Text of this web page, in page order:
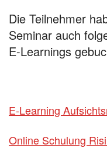
Die Teilnehmer
Seminar auch
E-Learnings
E-Learning
Online Schulung